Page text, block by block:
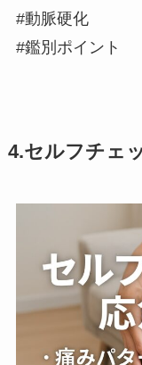
#動脈硬化
#鑑別ポイント
4.セルフチェ